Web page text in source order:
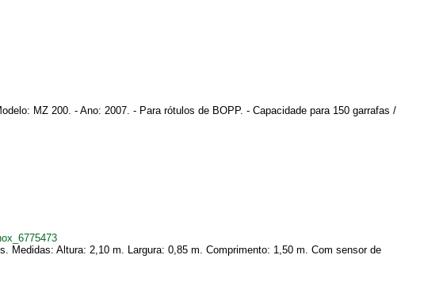
MZ 200. - Ano: 2007. - Para rótulos de BOPP. - Capacidade para 150 garrafas /
Medidas: Altura: 2,10 m. Largura: 0,85 m. Comprimento: 1,50 m. Com sensor de